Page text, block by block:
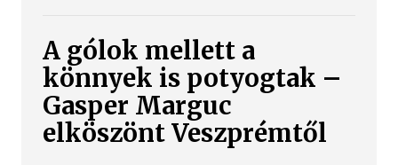
A gólok mellett a
könnyek is potyogtak –
Gasper Marguc
elköszönt Veszprémtől